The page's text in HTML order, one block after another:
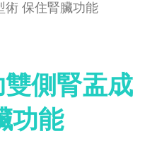
術 保住腎臟功能
側腎盂成
功能